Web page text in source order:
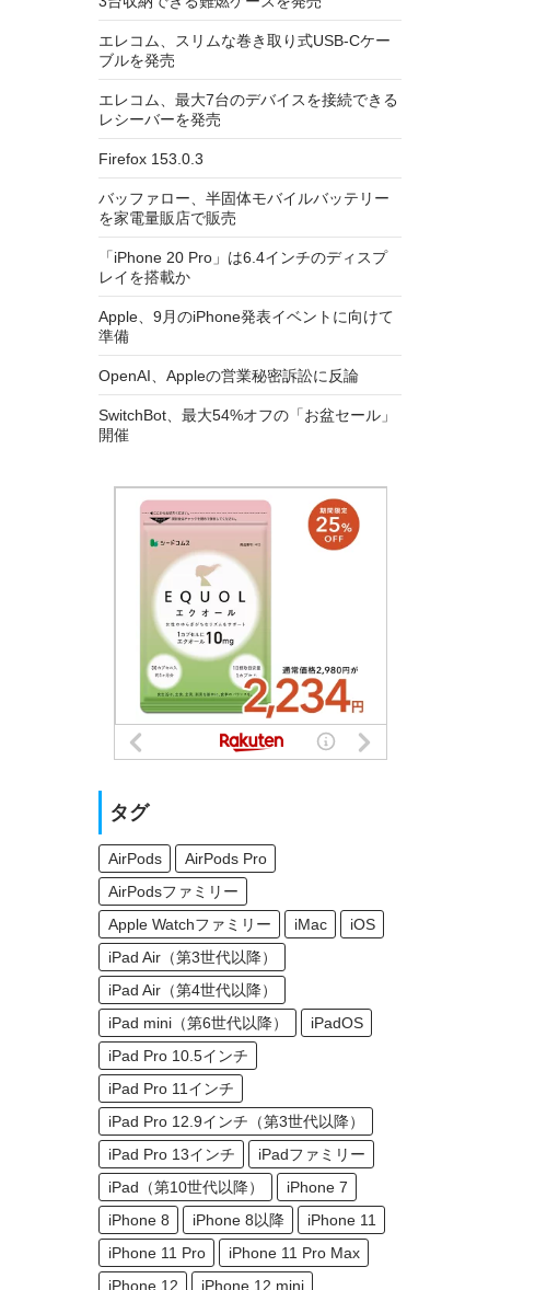
エレコム、スリムな巻き取り式USB-Cケー
ブルを発売
エレコム、最大7台のデバイスを接続できる
レシーバーを発売
Firefox 153.0.3
バッファロー、半固体モバイルバッテリー
を家電量販店で販売
「iPhone 20 Pro」は6.4インチのディスプ
レイを搭載か
Apple、9月のiPhone発表イベントに向けて
準備
OpenAI、Appleの営業秘密訴訟に反論
SwitchBot、最大54%オフの「お盆セール」
開催
タグ
AirPods
AirPods Pro
AirPodsファミリー
Apple Watchファミリー
iMac
iOS
iPad Air（第3世代以降）
iPad Air（第4世代以降）
iPad mini（第6世代以降）
iPadOS
iPad Pro 10.5インチ
iPad Pro 11インチ
iPad Pro 12.9インチ（第3世代以降）
iPad Pro 13インチ
iPadファミリー
iPad（第10世代以降）
iPhone 7
iPhone 8
iPhone 8以降
iPhone 11
iPhone 11 Pro
iPhone 11 Pro Max
iPhone 12
iPhone 12 mini